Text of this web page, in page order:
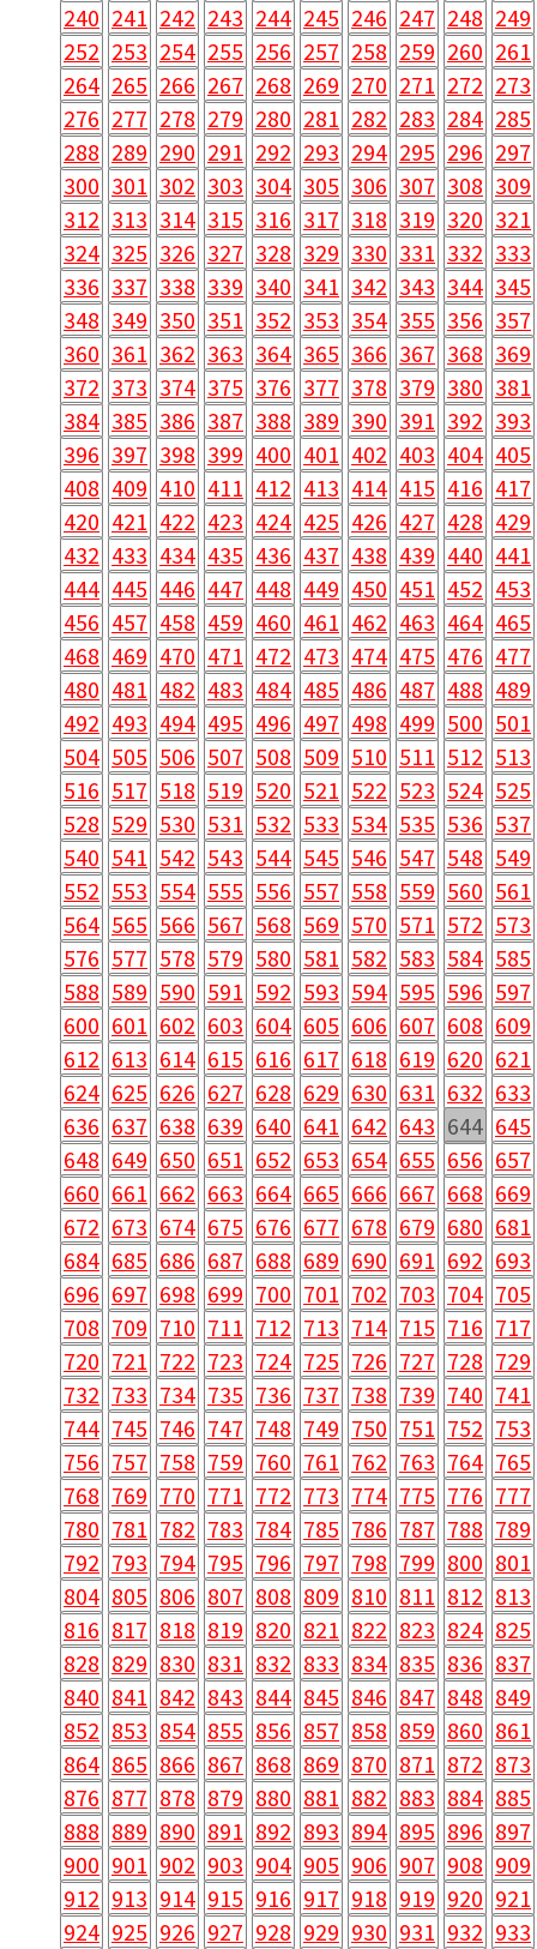
240 241 242 243 244 245 246 247 248 249
252 253 254 255 256 257 258 259 260 261
264 265 266 267 268 269 270 271 272 273
276 277 278 279 280 281 282 283 284 285
288 289 290 291 292 293 294 295 296 297
300 301 302 303 304 305 306 307 308 309
312 313 314 315 316 317 318 319 320 321
324 325 326 327 328 329 330 331 332 333
336 337 338 339 340 341 342 343 344 345
348 349 350 351 352 353 354 355 356 357
360 361 362 363 364 365 366 367 368 369
372 373 374 375 376 377 378 379 380 381
384 385 386 387 388 389 390 391 392 393
396 397 398 399 400 401 402 403 404 405
408 409 410 411 412 413 414 415 416 417
420 421 422 423 424 425 426 427 428 429
432 433 434 435 436 437 438 439 440 441
444 445 446 447 448 449 450 451 452 453
456 457 458 459 460 461 462 463 464 465
468 469 470 471 472 473 474 475 476 477
480 481 482 483 484 485 486 487 488 489
492 493 494 495 496 497 498 499 500 501
504 505 506 507 508 509 510 511 512 513
516 517 518 519 520 521 522 523 524 525
528 529 530 531 532 533 534 535 536 537
540 541 542 543 544 545 546 547 548 549
552 553 554 555 556 557 558 559 560 561
564 565 566 567 568 569 570 571 572 573
576 577 578 579 580 581 582 583 584 585
588 589 590 591 592 593 594 595 596 597
600 601 602 603 604 605 606 607 608 609
612 613 614 615 616 617 618 619 620 621
624 625 626 627 628 629 630 631 632 633
636 637 638 639 640 641 642 643 644 645
648 649 650 651 652 653 654 655 656 657
660 661 662 663 664 665 666 667 668 669
672 673 674 675 676 677 678 679 680 681
684 685 686 687 688 689 690 691 692 693
696 697 698 699 700 701 702 703 704 705
708 709 710 711 712 713 714 715 716 717
720 721 722 723 724 725 726 727 728 729
732 733 734 735 736 737 738 739 740 741
744 745 746 747 748 749 750 751 752 753
756 757 758 759 760 761 762 763 764 765
768 769 770 771 772 773 774 775 776 777
780 781 782 783 784 785 786 787 788 789
792 793 794 795 796 797 798 799 800 801
804 805 806 807 808 809 810 811 812 813
816 817 818 819 820 821 822 823 824 825
828 829 830 831 832 833 834 835 836 837
840 841 842 843 844 845 846 847 848 849
852 853 854 855 856 857 858 859 860 861
864 865 866 867 868 869 870 871 872 873
876 877 878 879 880 881 882 883 884 885
888 889 890 891 892 893 894 895 896 897
900 901 902 903 904 905 906 907 908 909
912 913 914 915 916 917 918 919 920 921
924 925 926 927 928 929 930 931 932 933